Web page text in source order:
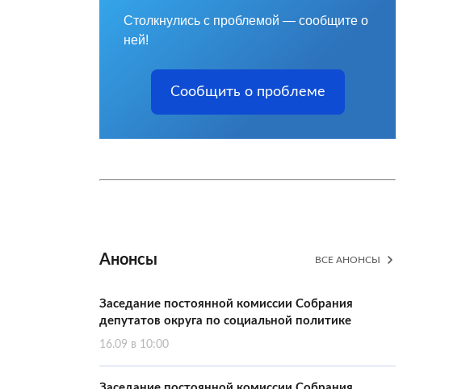
Столкнулись с проблемой — сообщите о
ней!
Сообщить о проблеме
Анонсы ВСЕ АНОНСЫ
Заседание постоянной комиссии Собрания
депутатов округа по социальной политике
16.09 в 10:00